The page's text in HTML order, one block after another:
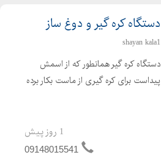
دستگاه کره گیر و دوغ ساز
shayan kala1
دستگاه کره گیر همانطور که از اسمش
پیداست برای کره گیری از ماست بکار برده
حالت کره تولید شده در سطح مایع
مخلوط شده و بحال...
1 روز پیش
09148015541